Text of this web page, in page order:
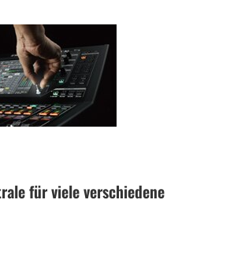
für viele verschiedene